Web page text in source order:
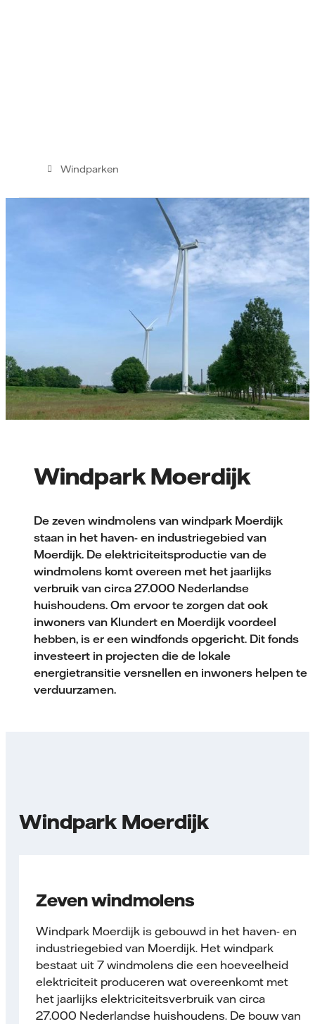
Windparken
Windpark Moerdijk
De zeven windmolens van windpark Moerdijk
staan in het haven- en industriegebied van
Moerdijk. De elektriciteits­productie van de
windmolens komt overeen met het jaarlijks
verbruik van circa 27.000 Nederlandse
huishoudens. Om ervoor te zorgen dat ook
inwoners van Klundert en Moerdijk voordeel
hebben, is er een windfonds opgericht. Dit fonds
investeert in projecten die de lokale
energietransitie versnellen en inwoners helpen te
verduurzamen.
Windpark Moerdijk
Zeven windmolens
Windpark Moerdijk is gebouwd in het haven- en
industriegebied van Moerdijk. Het windpark
bestaat uit 7 windmolens die een hoeveelheid
elektriciteit produceren wat overeenkomt met
het jaarlijks elektriciteitsverbruik van circa
27.000 Nederlandse huishoudens. De bouw van